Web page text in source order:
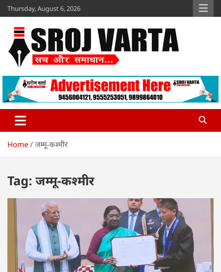
Skip
to
content
Thursday, August 6, 2026
Sroj Varta
www.srojvarta.in
Home जम्मू-कश्मीर
Tag: जम्मू-कश्मीर